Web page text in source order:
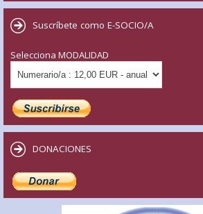
Suscríbete como E-SOCIO/A
Selecciona MODALIDAD
DONACIONES